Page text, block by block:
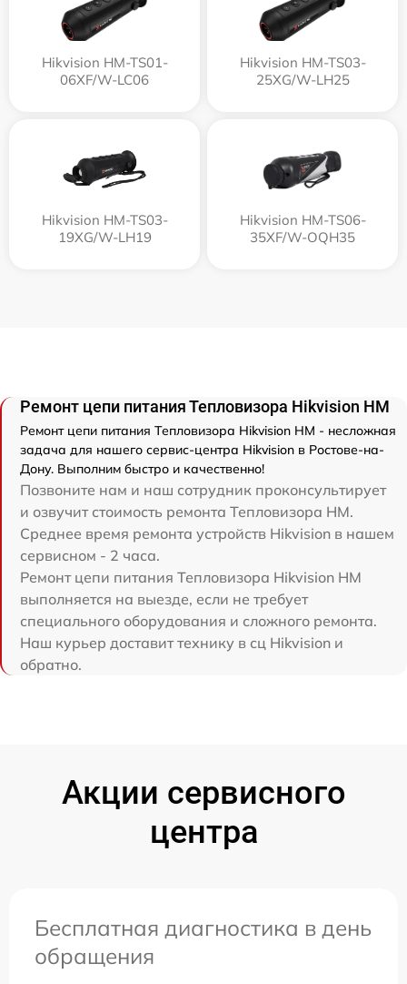
Hikvision HM-TS01-
06XF/W-LC06
Hikvision HM-TS03-
25XG/W-LH25
Hikvision HM-TS03-
19XG/W-LH19
Hikvision HM-TS06-
35XF/W-OQH35
Ремонт цепи питания Тепловизора Hikvision HM
Ремонт цепи питания Тепловизора Hikvision HM - несложная
задача для нашего сервис-центра Hikvision в Ростове-на-
Дону. Выполним быстро и качественно!
Позвоните нам и наш сотрудник проконсультирует
и озвучит стоимость ремонта Тепловизора HM.
Среднее время ремонта устройств Hikvision в нашем
сервисном - 2 часа.
Ремонт цепи питания Тепловизора Hikvision HM
выполняется на выезде, если не требует
специального оборудования и сложного ремонта.
Наш курьер доставит технику в сц Hikvision и
обратно.
Акции сервисного
центра
Бесплатная диагностика в день
обращения